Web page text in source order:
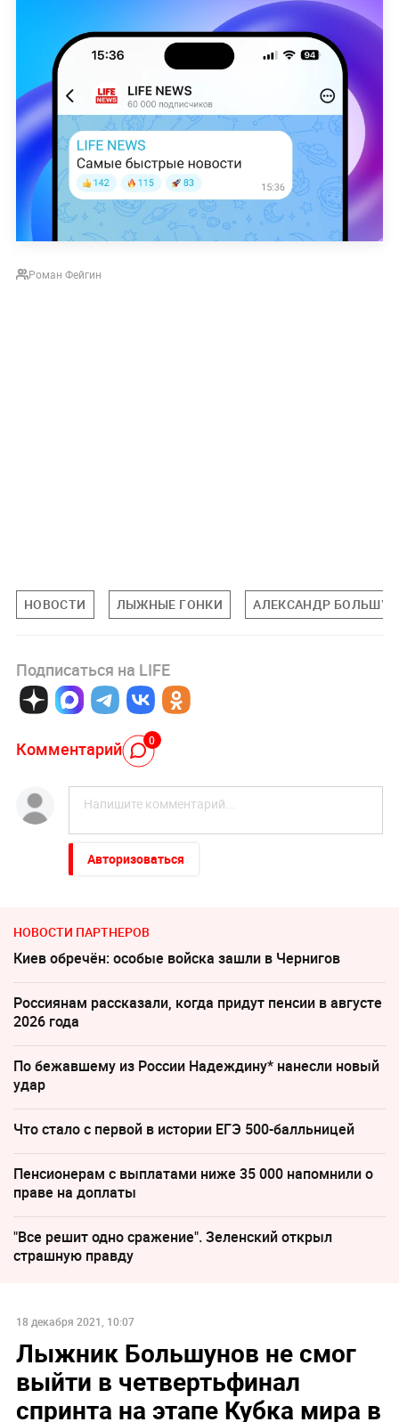
Роман Фейгин
НОВОСТИ ЛЫЖНЫЕ ГОНКИ АЛЕКСАНДР
Подписаться на LIFE
Комментарий 0
Авторизоваться
НОВОСТИ ПАРТНЕРОВ
Киев обречён: особые войска зашли в Чернигов
Россиянам рассказали, когда придут пенсии в августе
2026 года
По бежавшему из России Надеждину* нанесли новый
удар
Что стало с первой в истории ЕГЭ 500-балльницей
Пенсионерам с выплатами ниже 35 000 напомнили о
праве на доплаты
"Все решит одно сражение". Зеленский открыл
страшную правду
18 декабря 2021, 10:07
Лыжник Большунов не смог
выйти в четвертьфинал
спринта на этапе Кубка мира в